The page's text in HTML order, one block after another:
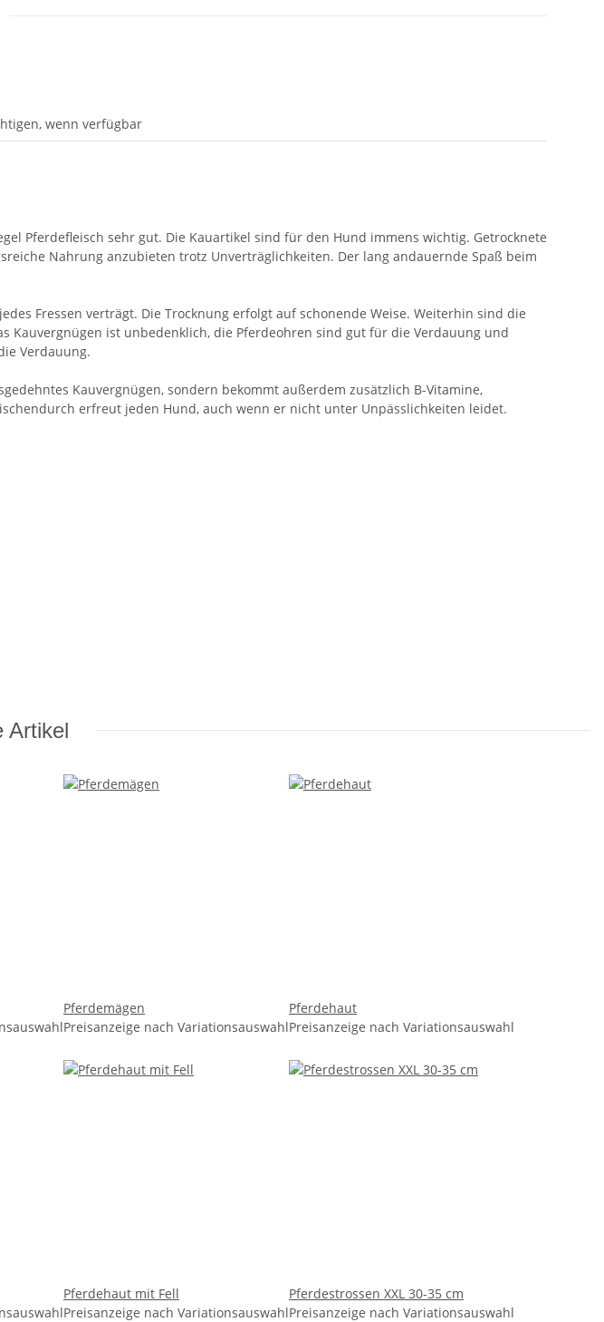
wenn verfügbar
Pferdefleisch sehr gut. Die Kauartikel sind für den Hund immens wichtig. Getrocknete
Nahrung anzubieten trotz Unverträglichkeiten. Der lang andauernde Spaß beim
Fressen verträgt. Die Trocknung erfolgt auf schonende Weise. Weiterhin sind die
ist unbedenklich, die Pferdeohren sind gut für die Verdauung und
Verdauung.
Kauvergnügen, sondern bekommt außerdem zusätzlich B-Vitamine,
erfreut jeden Hund, auch wenn er nicht unter Unpässlichkeiten leidet.
Artikel
Pferdemägen
Preisanzeige nach Variationsauswahl
Pferdehaut
Preisanzeige nach Variationsauswahl
Pferdehaut mit Fell
Preisanzeige nach Variationsauswahl
Pferdestrossen XXL 30-35 cm
Preisanzeige nach Variationsauswahl